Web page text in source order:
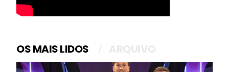
OS MAIS LIDOS